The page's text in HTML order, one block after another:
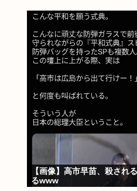
【画像】高市早苗、殺され
るwww